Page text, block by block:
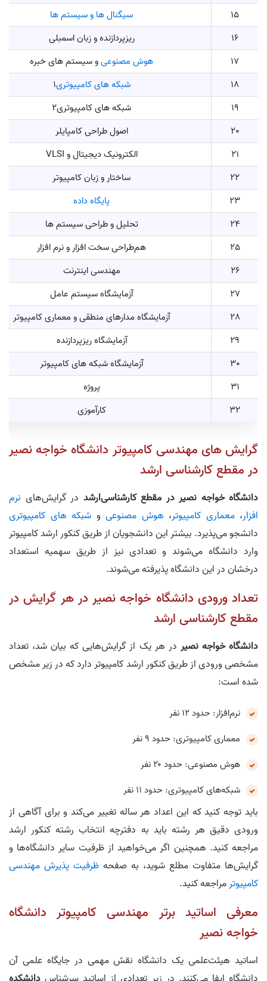
15
سیگنال ها و سیستم ها
16
ریزپردازنده و زبان اسمبلی
17
هوش مصنوعیو سیستم های خبره
18
شبکه های کامپیوتری1
19
شبکه های کامپیوتری2
20
اصول طراحی کامپایلر
21
الکترونیک دیجیتال و VLSI
22
ساختار و زبان کامپیوتر
23
پایگاه داده
24
تحلیل و طراحی سیستم ها
25
هم‌طراحی سخت افزار و نرم افزار
26
مهندسی اینترنت
27
آزمایشگاه سیستم عامل
28
آزمایشگاه مدارهای منطقی و معماری کامپیوتر
29
آزمایشگاه ریزپردازنده
30
آزمایشگاه شبکه های کامپیوتر
31
پروژه
32
کارآموزی
گرایش‌ های مهندسی کامپیوتر دانشگاه خواجه‌ نصیر
در مقطع کارشناسی ارشد
دانشگاه خواجه‌ نصیر در مقطع کارشناسی‌ارشد در گرایش‌های نرم
افزار،معماری کامپیوتر، هوش مصنوعی و شبکه های کامپیوتری
دانشجو می‌پذیرد. بیشتر این دانشجویان از طریق کنکور ارشد کامپیوتر
وارد دانشگاه می‌شوند و تعدادی نیز از طریق سهمیه استعداد
درخشان در این دانشگاه پذیرفته‌ می‌شوند.
تعداد ورودی دانشگاه خواجه‌ نصیر در هر گرایش در
مقطع کارشناسی‌ ارشد
دانشگاه خواجه‌ نصیر در هر یک از گرایش‌هایی که بیان شد، تعداد
مشخصی ورودی از طریق کنکور ارشد کامپیوتر دارد که در زیر مشخص
شده است:
نرم‌افزار: حدود ۱۲ نفر
معماری کامپیوتری: حدود ۹ نفر
هوش مصنوعی: حدود ۲۰ نفر
شبکه‌های کامپیوتری: حدود ۱۱ نفر
باید توجه کنید که این اعداد هر ساله تغییر می‌کند و برای آگاهی از
ورودی دقیق هر رشته باید به دفترچه انتخاب رشته کنکور ارشد
مراجعه کنید. همچنین اگر می‌خواهید از ظرفیت سایر دانشگاه‌ها و
گرایش‌ها متفاوت مطلع شوید، به صفحه ظرفیت پذیرش مهندسی
کامپیوترمراجعه کنید.
معرفی اساتید برتر مهندسی کامپیوتر دانشگاه
خواجه‌ نصیر
اساتید هیئت‌علمی یک دانشگاه نقش مهمی در جایگاه علمی آن